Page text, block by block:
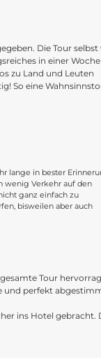
Die Tour selbst
in einer
zu Land und Leuten
So eine
lange in bester
wenig Verkehr auf den
ganz einfach zu
bisweilen aber auch
Tour
und perfekt
ins Hotel gebracht.